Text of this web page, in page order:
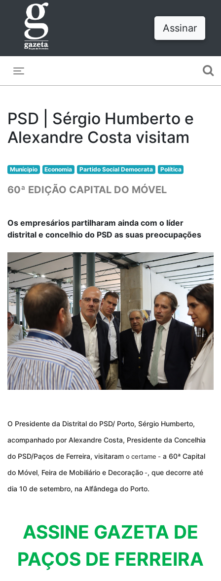
Assinar
PSD | Sérgio Humberto e
Alexandre Costa visitam
Munícipio Economia Partido Social Democrata Política
60ª EDIÇÃO CAPITAL DO MÓVEL
Os empresários partilharam ainda com o líder
distrital e concelhio do PSD as suas preocupações
O Presidente da Distrital do PSD/ Porto, Sérgio Humberto,
acompanhado por Alexandre Costa, Presidente da Concelhia
do PSD/Paços de Ferreira, visitaram o certame - a 60ª Capital
do Móvel, Feira de Mobiliário e Decoração -, que decorre até
dia 10 de setembro, na Alfândega do Porto.
ASSINE GAZETA DE
PAÇOS DE FERREIRA